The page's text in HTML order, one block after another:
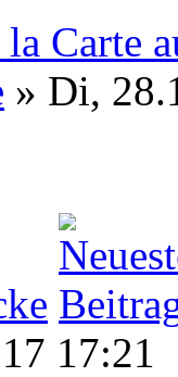
Carte
» Di,
17:21